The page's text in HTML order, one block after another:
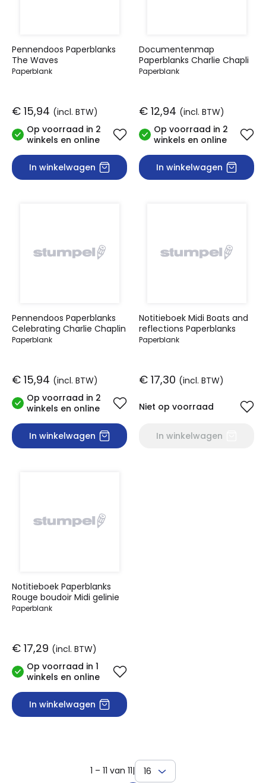
Pennendoos Paperblanks
The Waves
Paperblank
€ 15,94 (incl. BTW)
Op voorraad in 2
winkels en online
In winkelwagen
Documentenmap
Paperblanks Charlie Chapli
Paperblank
€ 12,94 (incl. BTW)
Op voorraad in 2
winkels en online
In winkelwagen
Pennendoos Paperblanks
Celebrating Charlie Chaplin
Paperblank
€ 15,94 (incl. BTW)
Op voorraad in 2
winkels en online
In winkelwagen
Notitieboek Midi Boats and
reflections Paperblanks
Paperblank
€ 17,30 (incl. BTW)
Niet op voorraad
In winkelwagen
Notitieboek Paperblanks
Rouge boudoir Midi gelinie
Paperblank
€ 17,29 (incl. BTW)
Op voorraad in 1
winkels en online
In winkelwagen
1 – 11 van 11| 16